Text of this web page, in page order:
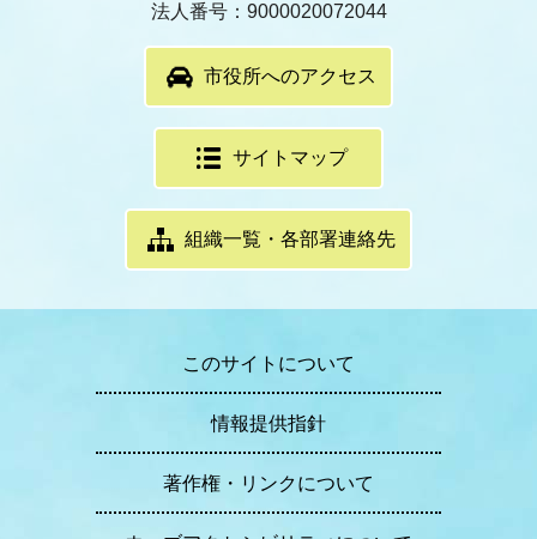
法人番号：9000020072044
市役所へのアクセス
サイトマップ
組織一覧・各部署連絡先
このサイトについて
情報提供指針
著作権・リンクについて